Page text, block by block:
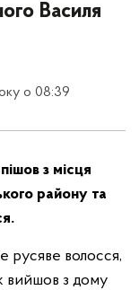
Василя
о 08:39
з місця
району та
русяве волосся,
вийшов з дому